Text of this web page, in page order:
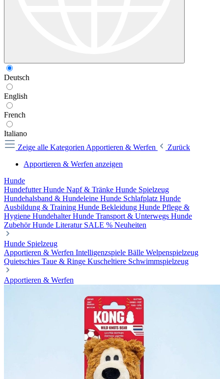
Deutsch
English
French
Italiano
Zeige alle Kategorien Apportieren & Werfen
Zurück
Apportieren & Werfen anzeigen
Hunde
HundefutterHunde Napf & Tränke Hunde Spielzeug
Hundehalsband & Hundeleine Hunde Schlafplatz Hunde
Ausbildung & Training Hunde Bekleidung Hunde Pflege &
Hygiene HundehalterHunde Transport & Unterwegs Hunde
ZubehörHunde Literatur SALE % Neuheiten
Hunde Spielzeug
Apportieren & Werfen Intelligenzspiele Bälle Welpenspielzeug
Quietschies Taue & Ringe Kuscheltiere Schwimmspielzeug
Apportieren & Werfen